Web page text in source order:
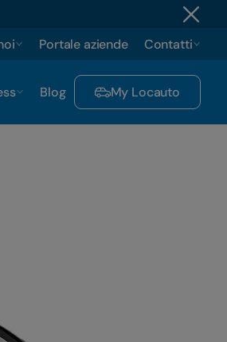
Portale aziende Contatti
Blog My Locauto